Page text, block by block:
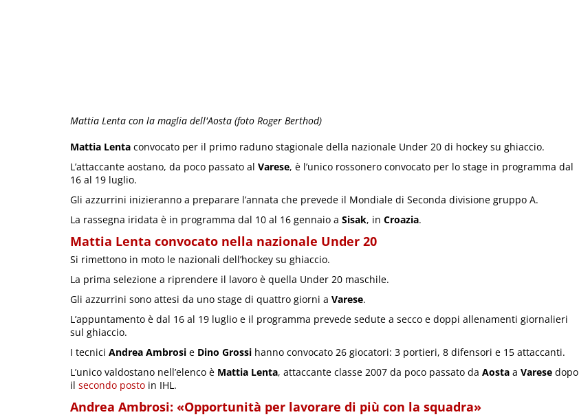
Mattia Lenta con la maglia dell'Aosta (foto Roger Berthod)
Mattia Lenta convocato per il primo raduno stagionale della nazionale Under 20 di hockey su ghiaccio.
L’attaccante aostano, da poco passato al Varese, è l’unico rossonero convocato per lo stage in programma dal
16 al 19 luglio.
Gli azzurrini inizieranno a preparare l’annata che prevede il Mondiale di Seconda divisione gruppo A.
La rassegna iridata è in programma dal 10 al 16 gennaio a Sisak, in Croazia.
Mattia Lenta convocato nella nazionale Under 20
Si rimettono in moto le nazionali dell’hockey su ghiaccio.
La prima selezione a riprendere il lavoro è quella Under 20 maschile.
Gli azzurrini sono attesi da uno stage di quattro giorni a Varese.
L’appuntamento è dal 16 al 19 luglio e il programma prevede sedute a secco e doppi allenamenti giornalieri
sul ghiaccio.
I tecnici Andrea Ambrosi e Dino Grossi hanno convocato 26 giocatori: 3 portieri, 8 difensori e 15 attaccanti.
L’unico valdostano nell’elenco è Mattia Lenta, attaccante classe 2007 da poco passato da Aosta a Varese dopo
il secondo posto in IHL.
Andrea Ambrosi: «Opportunità per lavorare di più con la squadra»